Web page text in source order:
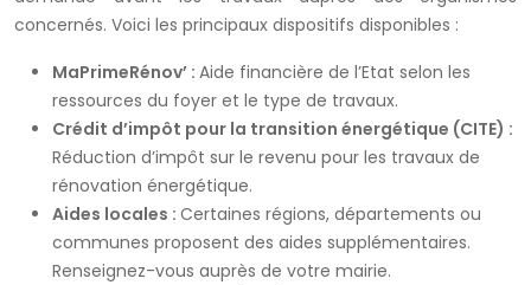
concernés. Voici les principaux dispositifs disponibles :
MaPrimeRénov’ : Aide financière de l’Etat selon les
ressources du foyer et le type de travaux.
Crédit d’impôt pour la transition énergétique (CITE) :
Réduction d’impôt sur le revenu pour les travaux de
rénovation énergétique.
Aides locales : Certaines régions, départements ou
communes proposent des aides supplémentaires.
Renseignez-vous auprès de votre mairie.